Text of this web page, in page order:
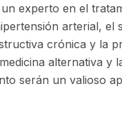
experto en el
arterial, el
crónica y la
alternativa y
serán un valioso